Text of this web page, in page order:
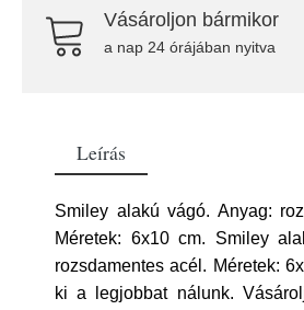
Vásároljon bármikor
a nap 24 órájában nyitva
Leírás
Smiley alakú vágó. Anyag:
Méretek: 6x10 cm. Smiley
rozsdamentes acél. Méretek:
ki a legjobbat nálunk.